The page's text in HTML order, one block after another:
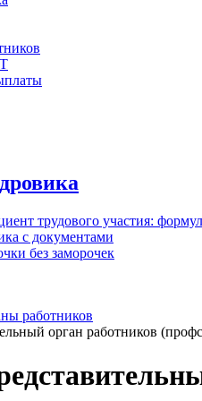
трудового участия:
с документами
без заморочек
работников
орган работников